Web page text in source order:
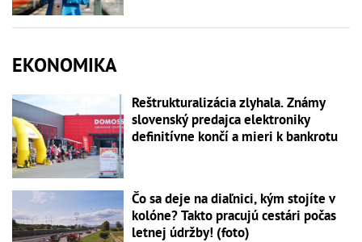
EKONOMIKA
Reštrukturalizácia zlyhala. Známy
slovenský predajca elektroniky
definitívne končí a mieri k bankrotu
Čo sa deje na diaľnici, kým stojíte v
kolóne? Takto pracujú cestári počas
letnej údržby! (foto)